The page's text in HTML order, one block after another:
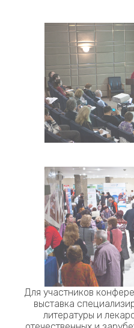
Для участников
выставка
литературы и